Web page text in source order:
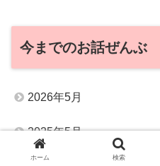
今までのお話ぜんぶ
2026年5月
2025年5月
ホーム 検索